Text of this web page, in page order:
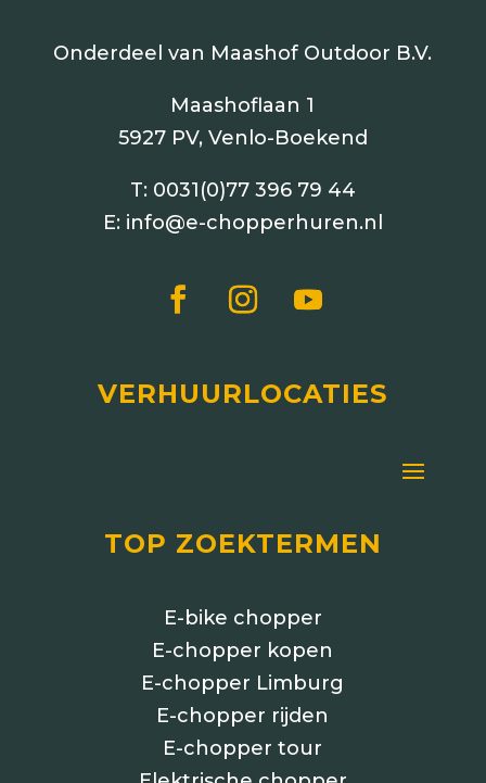
Onderdeel van Maashof Outdoor B.V.
Maashoflaan 1
5927 PV, Venlo-Boekend
T: 0031(0)77 396 79 44
E: info@e-chopperhuren.nl
VERHUURLOCATIES
TOP ZOEKTERMEN
E-bike chopper
E-chopper kopen
E-chopper Limburg
E-chopper rijden
E-chopper tour